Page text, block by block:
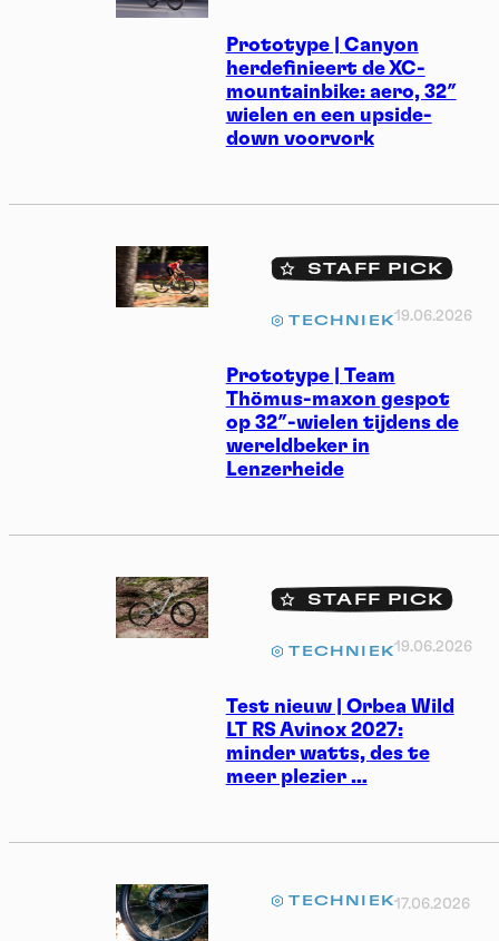
Prototype | Canyon
herdefinieert de XC-
mountainbike: aero, 32″
wielen en een upside-
down voorvork
Prototype | Team
Thömus-maxon gespot
op 32″-wielen tijdens de
wereldbeker in
Lenzerheide
STAFF PICK
TECHNIEK19.06.2026
Test nieuw | Orbea Wild
LT RS Avinox 2027:
minder watts, des te
meer plezier …
STAFF PICK
TECHNIEK19.06.2026
TECHNIEK17.06.2026